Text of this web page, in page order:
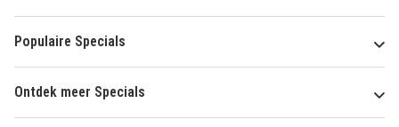
Populaire Specials
Ontdek meer Specials